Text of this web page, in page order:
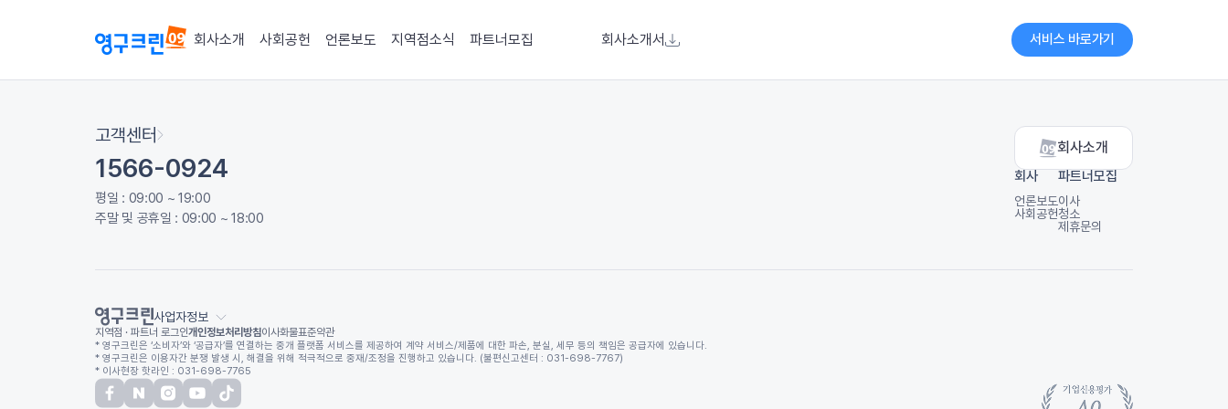
회사소개 사회공헌 언론보도 지역점소식 파트너모집 회사소개서 서비스 바로가기
고객센터
1566-0924
평일 : 09:00 ~ 19:00
주말 및 공휴일 : 09:00 ~ 18:00
회사소개
회사
언론보도
사회공헌
파트너모집
이사
청소
제휴문의
사업자정보
지역점 · 파트너 로그인개인정보처리방침이사화물표준약관
* 영구크린은 ‘소비자’와 ‘공급자’를 연결하는 중개 플랫폼 서비스를 제공하여 계약 서비스/제품에 대한 파손, 분실, 세무 등의 책임은 공급자에 있습니다.
* 영구크린은 이용자간 분쟁 발생 시, 해결을 위해 적극적으로 중재/조정을 진행하고 있습니다. (불편신고센터 : 031-698-7767)
* 이사현장 핫라인 : 031-698-7765